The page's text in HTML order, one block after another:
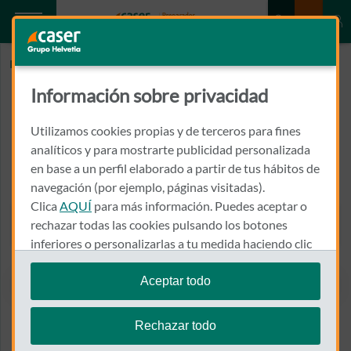
Inicio ESPAI DE FISIOTER I BENESTAR GEMMA ARIAS
ESPAI DE FISIOTER I BENESTAR
GEMMA ARIAS
CALLE PRIORAT, 12, BJ
43890 - L´HOSPITALET DE L´INFANT
977 822 069
Llamar a ESPAI DE
Ver el mapa en Google Maps
Información sobre privacidad
Utilizamos cookies propias y de terceros para fines
analíticos y para mostrarte publicidad personalizada
en base a un perfil elaborado a partir de tus hábitos de
navegación (por ejemplo, páginas visitadas).
Clica AQUÍ para más información. Puedes aceptar o
rechazar todas las cookies pulsando los botones
inferiores o personalizarlas a tu medida haciendo clic
en"configurar cookies".
Te recordamos que puedes modificar tus ajustes de
cookies en cualquier momento en la sección
Aceptar todo
Rechazar todo